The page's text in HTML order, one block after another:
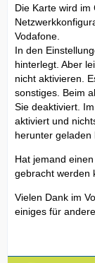
Die Karte wird
Vodafone.
In den
hinterlegt. Aber
nicht aktivieren.
sonstiges. Beim
Sie deaktiviert.
aktiviert und
herunter geladen
Hat jemand
gebracht werden
Vielen Dank im
einiges für